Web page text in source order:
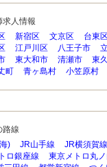
求人情報
新宿区 文京区 台東区
江戸川区 八王子市
東大和市 清瀬市 東
町 青ヶ島村 小笠原村
線
)
JR山手線 JR横須賀線
ロ銀座線 東京メトロ丸